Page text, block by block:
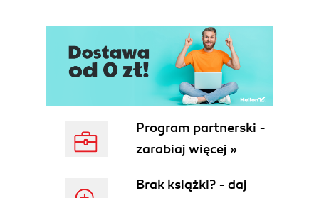
Program partnerski -
zarabiaj więcej »
Brak książki? - daj